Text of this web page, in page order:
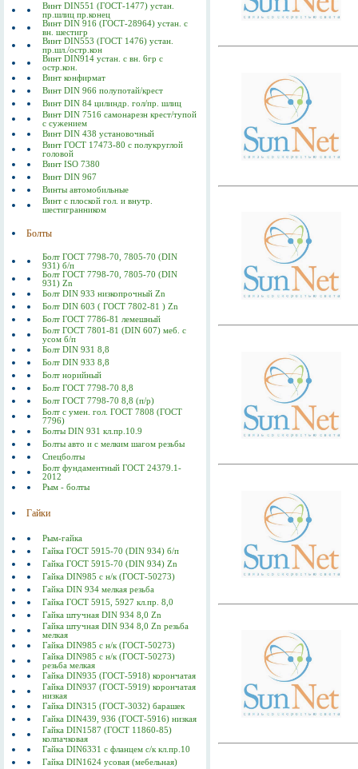
Винт DIN551 (ГОСТ-1477) устан.
пр.шлиц пр.конец
Винт DIN 916 (ГОСТ-28964) устан. с
вн. шестигр
Винт DIN553 (ГОСТ 1476) устан.
пр.шл./остр.кон
Винт DIN914 устан. с вн. 6гр с
остр.кон.
Винт конфирмат
Винт DIN 966 полупотай/крест
Винт DIN 84 цилиндр. гол/пр. шлиц
Винт DIN 7516 самонарезн крест/тупой
с сужением
Винт DIN 438 установочный
Винт ГОСТ 17473-80 c полукруглой
головой
Винт ISO 7380
Винт DIN 967
Винты автомобильные
Винт с плоской гол. и внутр.
шестигранником
Болты
Болт ГОСТ 7798-70, 7805-70 (DIN
931) б/п
Болт ГОСТ 7798-70, 7805-70 (DIN
931) Zn
Болт DIN 933 низкопрочный Zn
Болт DIN 603 ( ГОСТ 7802-81 ) Zn
Болт ГОСТ 7786-81 лемешный
Болт ГОСТ 7801-81 (DIN 607) меб. с
усом б/п
Болт DIN 931 8,8
Болт DIN 933 8,8
Болт норийный
Болт ГОСТ 7798-70 8,8
Болт ГОСТ 7798-70 8,8 (п/р)
Болт с умен. гол. ГОСТ 7808 (ГОСТ
7796)
Болты DIN 931 кл.пр.10.9
Болты авто и с мелким шагом резьбы
Спецболты
Болт фундаментный ГОСТ 24379.1-
2012
Рым - болты
Гайки
Рым-гайка
Гайка ГОСТ 5915-70 (DIN 934) б/п
Гайка ГОСТ 5915-70 (DIN 934) Zn
Гайка DIN985 с н/к (ГОСТ-50273)
Гайка DIN 934 мелкая резьба
Гайка ГОСТ 5915, 5927 кл.пр. 8,0
Гайка штучная DIN 934 8,0 Zn
Гайка штучная DIN 934 8,0 Zn резьба
мелкая
Гайка DIN985 с н/к (ГОСТ-50273)
Гайка DIN985 с н/к (ГОСТ-50273)
резьба мелкая
Гайка DIN935 (ГОСТ-5918) корончатая
Гайка DIN937 (ГОСТ-5919) корончатая
низкая
Гайка DIN315 (ГОСТ-3032) барашек
Гайка DIN439, 936 (ГОСТ-5916) низкая
Гайка DIN1587 (ГОСТ 11860-85)
колпачковая
Гайка DIN6331 с фланцем с/к кл.пр.10
Гайка DIN1624 усовая (мебельная)